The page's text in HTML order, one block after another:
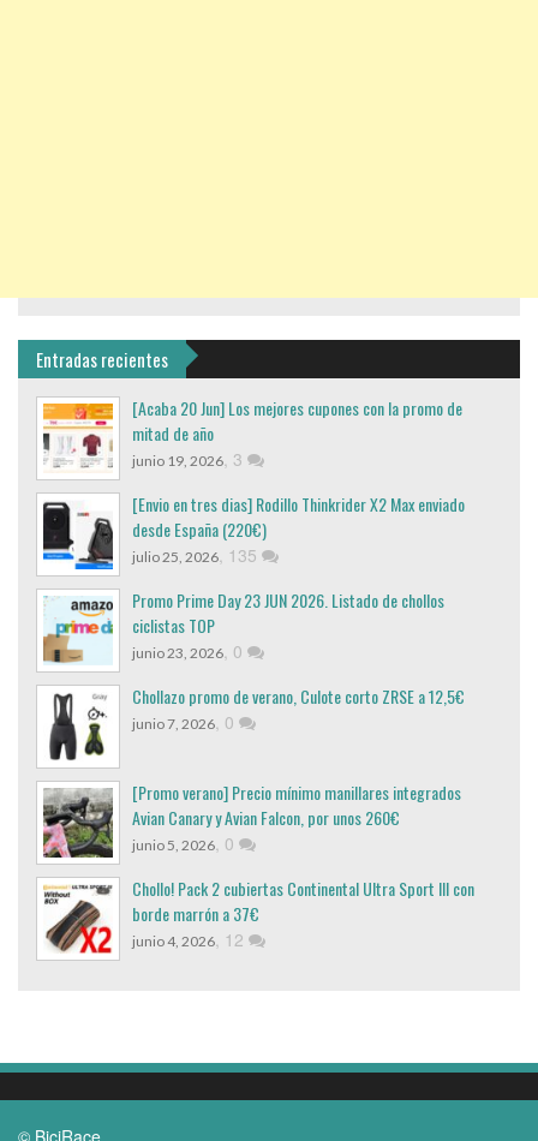
Entradas recientes
[Acaba 20 Jun] Los mejores cupones con la promo de
mitad de año
junio 19, 2026, 3
[Envio en tres dias] Rodillo Thinkrider X2 Max enviado
desde España (220€)
julio 25, 2026, 135
Promo Prime Day 23 JUN 2026. Listado de chollos
ciclistas TOP
junio 23, 2026, 0
Chollazo promo de verano, Culote corto ZRSE a 12,5€
junio 7, 2026, 0
[Promo verano] Precio mínimo manillares integrados
Avian Canary y Avian Falcon, por unos 260€
junio 5, 2026, 0
Chollo! Pack 2 cubiertas Continental Ultra Sport III con
borde marrón a 37€
junio 4, 2026, 12
© BiciRace